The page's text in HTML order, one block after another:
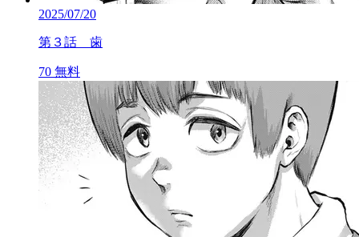
2025/07/20
第３話 歯
70 無料